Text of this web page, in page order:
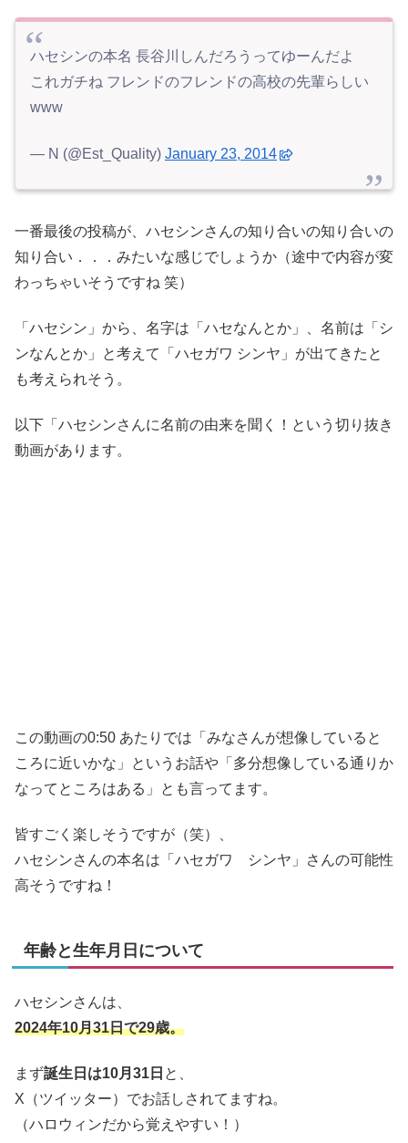
ハセシンの本名 長谷川しんだろうってゆーんだよ
これガチね フレンドのフレンドの高校の先輩らしい
www
— N (@Est_Quality) January 23, 2014
一番最後の投稿が、ハセシンさんの知り合いの知り合いの
知り合い．．．みたいな感じでしょうか（途中で内容が変
わっちゃいそうですね 笑）
「ハセシン」から、名字は「ハセなんとか」、名前は「シ
ンなんとか」と考えて「ハセガワ シンヤ」が出てきたと
も考えられそう。
以下「ハセシンさんに名前の由来を聞く！という切り抜き
動画があります。
この動画の0:50 あたりでは「みなさんが想像していると
ころに近いかな」というお話や「多分想像している通りか
なってところはある」とも言ってます。
皆すごく楽しそうですが（笑）、
ハセシンさんの本名は「ハセガワ シンヤ」さんの可能性
高そうですね！
年齢と生年月日について
ハセシンさんは、
2024年10月31日で29歳。
まず誕生日は10月31日 と、
X（ツイッター）でお話しされてますね。
（ハロウィンだから覚えやすい！）